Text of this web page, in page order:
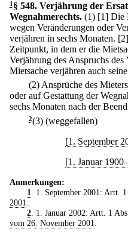
1 § 548. Verjährung der
Wegnahmerechts. (1) [1] Die
wegen Veränderungen oder
verjähren in sechs Monaten.
Zeitpunkt, in dem er die
Verjährung des Anspruchs
Mietsache verjähren auch
(2) Ansprüche des
oder auf Gestattung der
sechs Monaten nach der
2(3) (weggefallen)
[1. September
[1. Januar
Anmerkungen:
1
. 1. September 2001: Artt.
2001
2. 1. Januar 2002: Artt. 1
vom 26. November 2001